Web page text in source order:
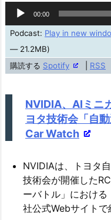
声
レ
00:00
Podcast: Play in new
— 21.2MB)
購読する Spotify RSS
NVIDIA、AIミニ
ヨタ技術会「自
Car Watch
NVIDIAは、トヨタ
技術会が開催した
ーバトル」におけ
社公式Webサイトで